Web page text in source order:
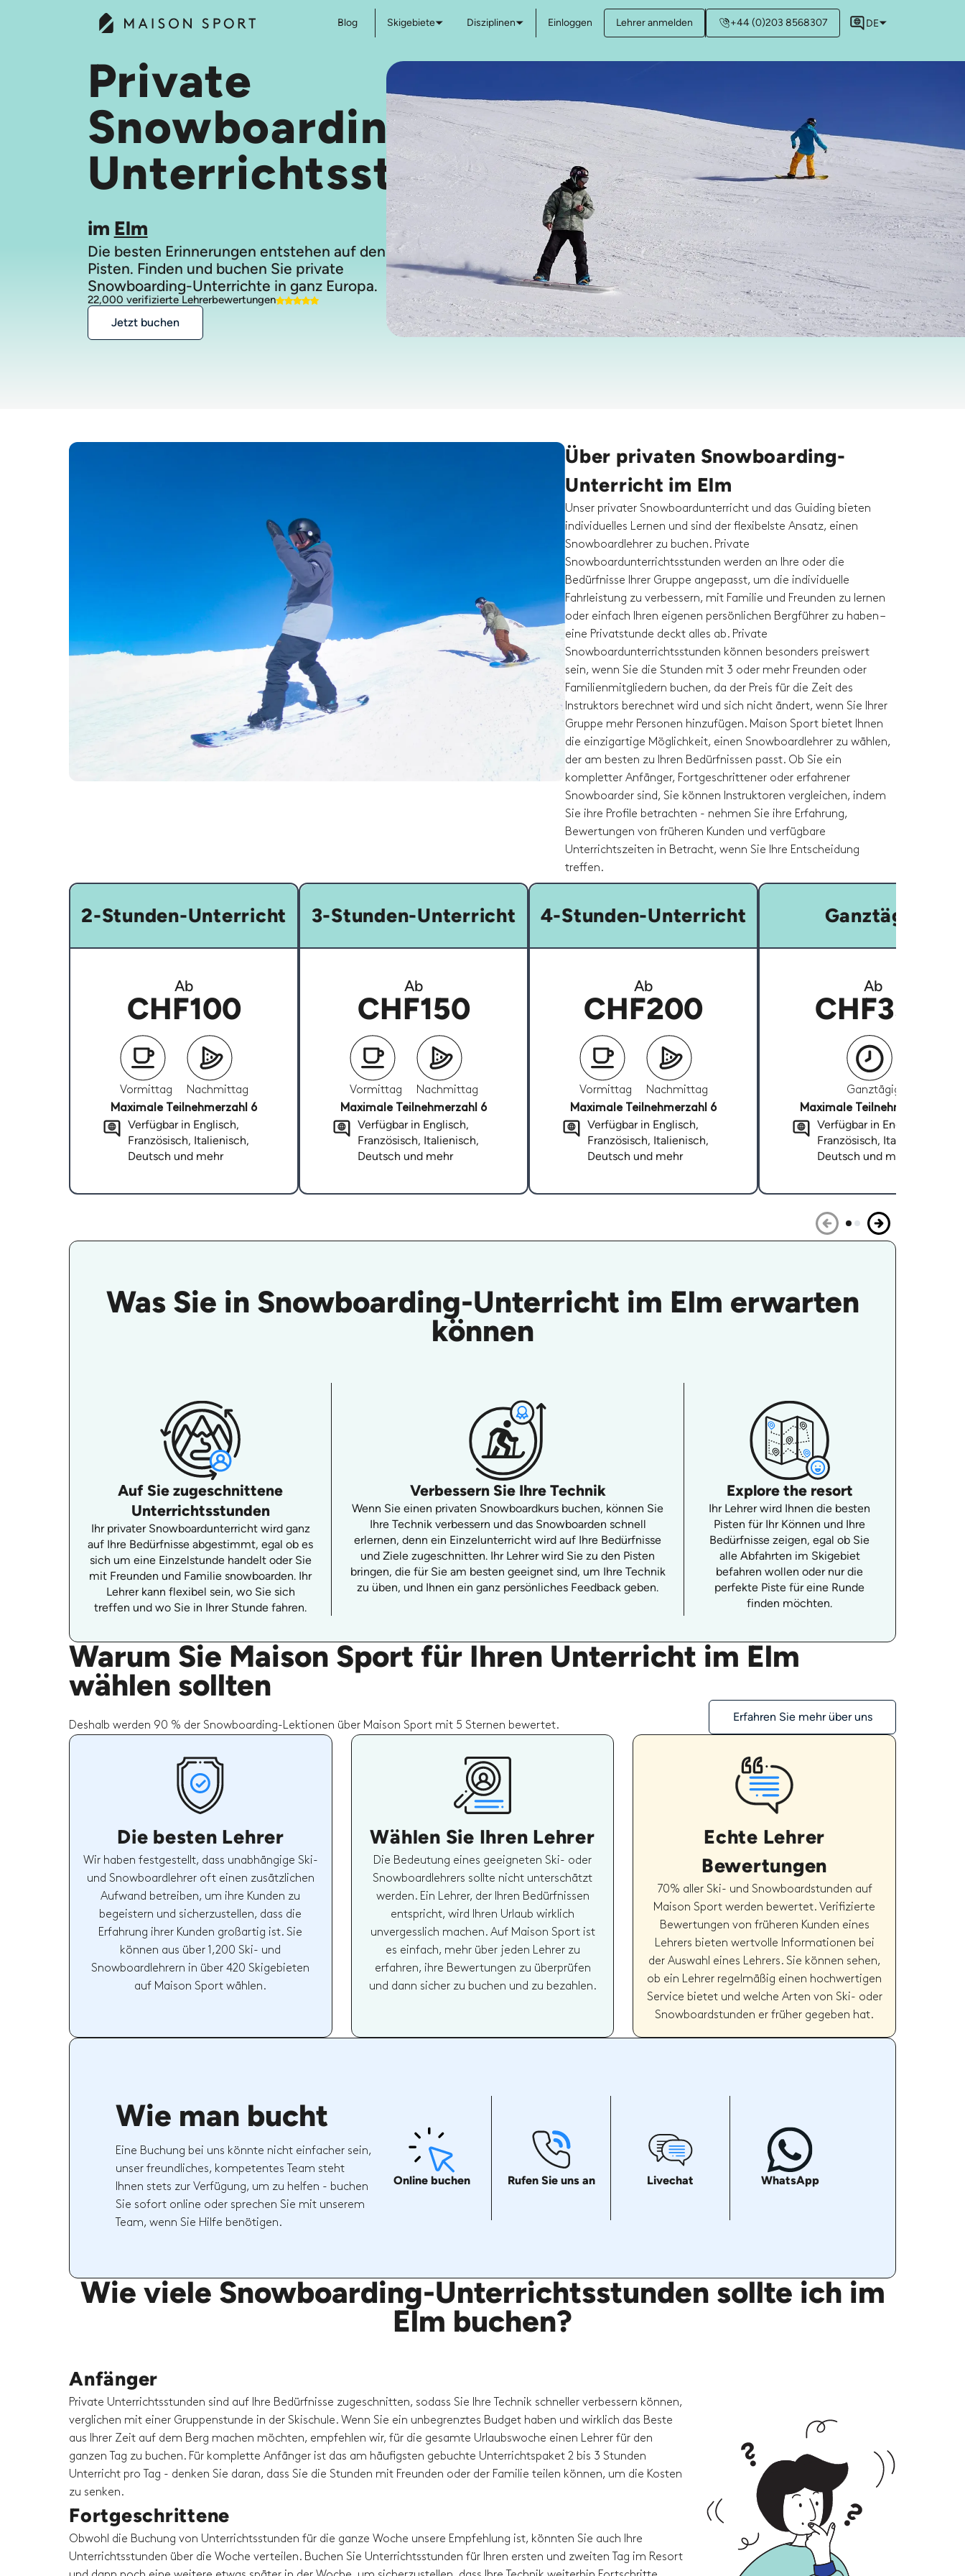
Blog Skigebiete Disziplinen Einloggen Lehrer anmelden +44 (0)203 8568307 DE
Private
Snowboarding-
Unterrichtsstunden
im Elm
Die besten Erinnerungen entstehen auf den
Pisten. Finden und buchen Sie private
Snowboarding-Unterrichte in ganz Europa.
22,000 verifizierte Lehrerbewertungen
Jetzt buchen
Über privaten Snowboarding-
Unterricht im Elm
Unser privater Snowboardunterricht und das Guiding bieten
individuelles Lernen und sind der flexibelste Ansatz, einen
Snowboardlehrer zu buchen. Private
Snowboardunterrichtsstunden werden an Ihre oder die
Bedürfnisse Ihrer Gruppe angepasst, um die individuelle
Fahrleistung zu verbessern, mit Familie und Freunden zu lernen
oder einfach Ihren eigenen persönlichen Bergführer zu haben –
eine Privatstunde deckt alles ab. Private
Snowboardunterrichtsstunden können besonders preiswert
sein, wenn Sie die Stunden mit 3 oder mehr Freunden oder
Familienmitgliedern buchen, da der Preis für die Zeit des
Instruktors berechnet wird und sich nicht ändert, wenn Sie Ihrer
Gruppe mehr Personen hinzufügen. Maison Sport bietet Ihnen
die einzigartige Möglichkeit, einen Snowboardlehrer zu wählen,
der am besten zu Ihren Bedürfnissen passt. Ob Sie ein
kompletter Anfänger, Fortgeschrittener oder erfahrener
Snowboarder sind, Sie können Instruktoren vergleichen, indem
Sie ihre Profile betrachten - nehmen Sie ihre Erfahrung,
Bewertungen von früheren Kunden und verfügbare
Unterrichtszeiten in Betracht, wenn Sie Ihre Entscheidung
treffen.
2-Stunden-Unterricht
Ab
CHF100
Vormittag
Nachmittag
Maximale Teilnehmerzahl 6
Verfügbar in Englisch,
Französisch, Italienisch,
Deutsch und mehr
3-Stunden-Unterricht
Ab
CHF150
Vormittag
Nachmittag
Maximale Teilnehmerzahl 6
Verfügbar in Englisch,
Französisch, Italienisch,
Deutsch und mehr
4-Stunden-Unterricht
Ab
CHF200
Vormittag
Nachmittag
Maximale Teilnehmerzahl 6
Verfügbar in Englisch,
Französisch, Italienisch,
Deutsch und mehr
Ganztägig
Ab
CHF350
Ganztägig
Maximale Teilnehmerzahl 6
Verfügbar in Englisch,
Französisch, Italienisch,
Deutsch und mehr
Was Sie in Snowboarding-Unterricht im Elm erwarten
können
Auf Sie zugeschnittene
Unterrichtsstunden
Ihr privater Snowboardunterricht wird ganz
auf Ihre Bedürfnisse abgestimmt, egal ob es
sich um eine Einzelstunde handelt oder Sie
mit Freunden und Familie snowboarden. Ihr
Lehrer kann flexibel sein, wo Sie sich
treffen und wo Sie in Ihrer Stunde fahren.
Verbessern Sie Ihre Technik
Wenn Sie einen privaten Snowboardkurs buchen, können Sie
Ihre Technik verbessern und das Snowboarden schnell
erlernen, denn ein Einzelunterricht wird auf Ihre Bedürfnisse
und Ziele zugeschnitten. Ihr Lehrer wird Sie zu den Pisten
bringen, die für Sie am besten geeignet sind, um Ihre Technik
zu üben, und Ihnen ein ganz persönliches Feedback geben.
Explore the resort
Ihr Lehrer wird Ihnen die besten
Pisten für Ihr Können und Ihre
Bedürfnisse zeigen, egal ob Sie
alle Abfahrten im Skigebiet
befahren wollen oder nur die
perfekte Piste für eine Runde
finden möchten.
Warum Sie Maison Sport für Ihren Unterricht im Elm
wählen sollten
Deshalb werden 90 % der Snowboarding-Lektionen über Maison Sport mit 5 Sternen bewertet.
Erfahren Sie mehr über uns
Die besten Lehrer
Wir haben festgestellt, dass unabhängige Ski-
und Snowboardlehrer oft einen zusätzlichen
Aufwand betreiben, um ihre Kunden zu
begeistern und sicherzustellen, dass die
Erfahrung ihrer Kunden großartig ist. Sie
können aus über 1,200 Ski- und
Snowboardlehrern in über 420 Skigebieten
auf Maison Sport wählen.
Wählen Sie Ihren Lehrer
Die Bedeutung eines geeigneten Ski- oder
Snowboardlehrers sollte nicht unterschätzt
werden. Ein Lehrer, der Ihren Bedürfnissen
entspricht, wird Ihren Urlaub wirklich
unvergesslich machen. Auf Maison Sport ist
es einfach, mehr über jeden Lehrer zu
erfahren, ihre Bewertungen zu überprüfen
und dann sicher zu buchen und zu bezahlen.
Echte Lehrer
Bewertungen
70% aller Ski- und Snowboardstunden auf
Maison Sport werden bewertet. Verifizierte
Bewertungen von früheren Kunden eines
Lehrers bieten wertvolle Informationen bei
der Auswahl eines Lehrers. Sie können sehen,
ob ein Lehrer regelmäßig einen hochwertigen
Service bietet und welche Arten von Ski- oder
Snowboardstunden er früher gegeben hat.
Wie man bucht
Eine Buchung bei uns könnte nicht einfacher sein,
unser freundliches, kompetentes Team steht
Ihnen stets zur Verfügung, um zu helfen - buchen
Sie sofort online oder sprechen Sie mit unserem
Team, wenn Sie Hilfe benötigen.
Online buchen Rufen Sie uns an Livechat WhatsApp
Wie viele Snowboarding-Unterrichtsstunden sollte ich im
Elm buchen?
Anfänger
Private Unterrichtsstunden sind auf Ihre Bedürfnisse zugeschnitten, sodass Sie Ihre Technik schneller verbessern können,
verglichen mit einer Gruppenstunde in der Skischule. Wenn Sie ein unbegrenztes Budget haben und wirklich das Beste
aus Ihrer Zeit auf dem Berg machen möchten, empfehlen wir, für die gesamte Urlaubswoche einen Lehrer für den
ganzen Tag zu buchen. Für komplette Anfänger ist das am häufigsten gebuchte Unterrichtspaket 2 bis 3 Stunden
Unterricht pro Tag - denken Sie daran, dass Sie die Stunden mit Freunden oder der Familie teilen können, um die Kosten
zu senken.
Fortgeschrittene
Obwohl die Buchung von Unterrichtsstunden für die ganze Woche unsere Empfehlung ist, könnten Sie auch Ihre
Unterrichtsstunden über die Woche verteilen. Buchen Sie Unterrichtsstunden für Ihren ersten und zweiten Tag im Resort